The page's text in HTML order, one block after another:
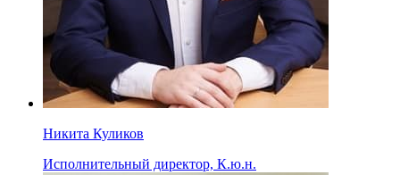
Никита Куликов
Исполнительный директор, К.ю.н.